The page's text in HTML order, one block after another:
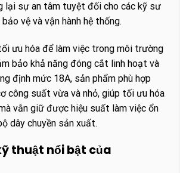
lại sự an tâm tuyệt đối cho các kỹ sư
vệ và vận hành hệ thống.
ưu hóa để làm việc trong môi trường
bảo khả năng đóng cắt linh hoạt và
định mức 18A, sản phẩm phù hợp
công suất vừa và nhỏ, giúp tối ưu hóa
vẫn giữ được hiệu suất làm việc ổn
dây chuyền sản xuất.
thuật nổi bật của